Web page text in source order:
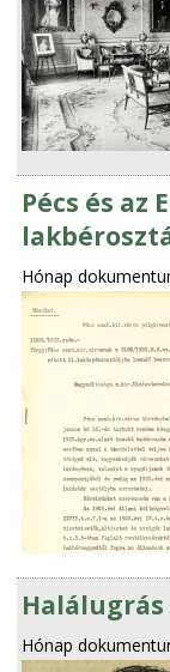
Pécs és az
Hónap
Hónap